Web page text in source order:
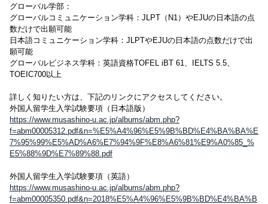
グローバル学部：
グローバルコミュニケーション学科：JLPT（N1）やEJUの日本語の点
数だけで出願可能
日本語コミュニケーション学科：JLPTやEJUの日本語の点数だけで出
願可能
グローバルビジネス学科：英語資格TOFEL iBT 61、IELTS 5.5、
TOEIC700以上
詳しく知りたい方は、下記のリンクにアクセスしてください。
外国人留学生入学試験要項（日本語版）
https://www.musashino-u.ac.jp/albums/abm.php?
f=abm00005312.pdf&n=%E5%A4%96%E5%9B%BD%E4%BA%BA%E
7%95%99%E5%AD%A6%E7%94%9F%E8%A6%81%E9%A0%85_%
E5%88%9D%E7%89%88.pdf
外国人留学生入学試験要項（英語）
https://www.musashino-u.ac.jp/albums/abm.php?
f=abm00005350.pdf&n=2018%E5%A4%96%E5%9B%BD%E4%BA%B